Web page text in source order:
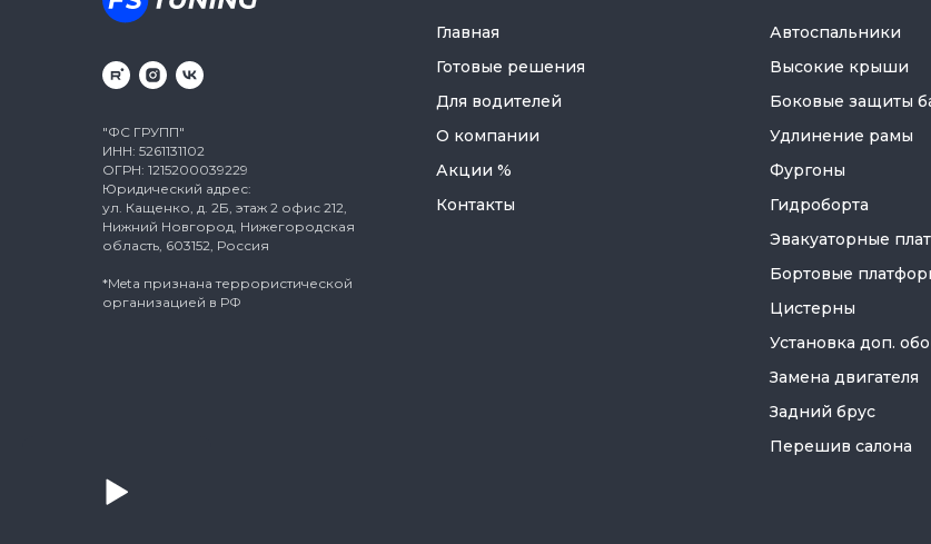
"ФС ГРУПП"
ИНН: 5261131102
ОГРН: 1215200039229
Юридический адрес:
ул. Кащенко, д. 2Б, этаж 2 офис 212,
Нижний Новгород, Нижегородская
область, 603152, Россия
*Meta признана террористической
организацией в РФ
Главная
Готовые решения
Для водителей
О компании
Акции %
Контакты
Автоспальники
Высокие крыши
Боковые защиты
Удлинение рамы
Фургоны
Гидроборта
Эвакуаторные
Бортовые
Цистерны
Установка доп.
Замена двигателя
Задний брус
Перешив салона